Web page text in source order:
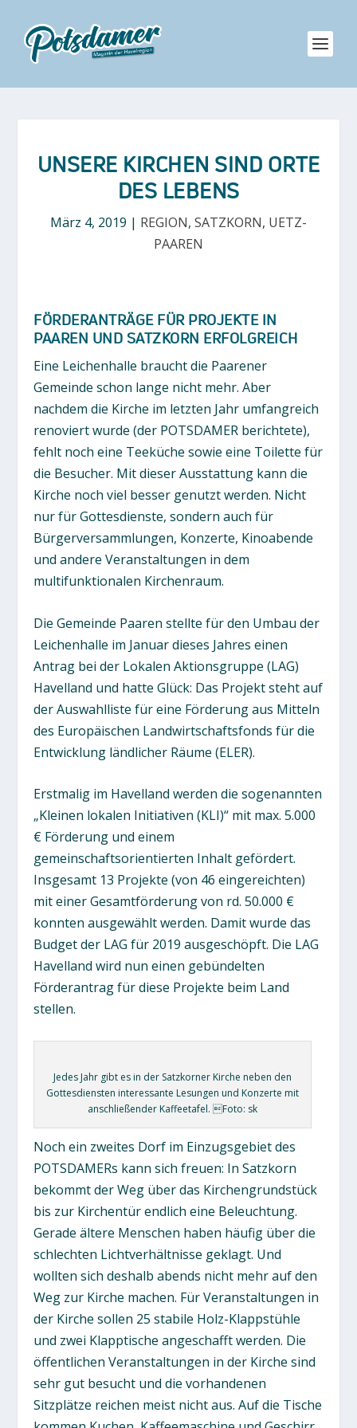
UNSERE KIRCHEN SIND ORTE
DES LEBENS
März 4, 2019 | REGION, SATZKORN, UETZ-
PAAREN
FÖRDERANTRÄGE FÜR PROJEKTE IN
PAAREN UND SATZKORN ERFOLGREICH
Eine Leichenhalle braucht die Paarener
Gemeinde schon lange nicht mehr. Aber
nachdem die Kirche im letzten Jahr umfangreich
renoviert wurde (der POTSDAMER berichtete),
fehlt noch eine Teeküche sowie eine Toilette für
die Besucher. Mit dieser Ausstattung kann die
Kirche noch viel besser genutzt werden. Nicht
nur für Gottesdienste, sondern auch für
Bürgerversammlungen, Konzerte, Kinoabende
und andere Veranstaltungen in dem
multifunktionalen Kirchenraum.
Die Gemeinde Paaren stellte für den Umbau der
Leichenhalle im Januar dieses Jahres einen
Antrag bei der Lokalen Aktionsgruppe (LAG)
Havelland und hatte Glück: Das Projekt steht auf
der Auswahlliste für eine Förderung aus Mitteln
des Europäischen Landwirtschaftsfonds für die
Entwicklung ländlicher Räume (ELER).
Erstmalig im Havelland werden die sogenannten
„Kleinen lokalen Initiativen (KLI)“ mit max. 5.000
€ Förderung und einem
gemeinschaftsorientierten Inhalt gefördert.
Insgesamt 13 Projekte (von 46 eingereichten)
mit einer Gesamtförderung von rd. 50.000 €
konnten ausgewählt werden. Damit wurde das
Budget der LAG für 2019 ausgeschöpft. Die LAG
Havelland wird nun einen gebündelten
Förderantrag für diese Projekte beim Land
stellen.
Jedes Jahr gibt es in der Satzkorner Kirche neben den
Gottesdiensten interessante Lesungen und Konzerte mit
anschließender Kaffeetafel. Foto: sk
Noch ein zweites Dorf im Einzugsgebiet des
POTSDAMERs kann sich freuen: In Satzkorn
bekommt der Weg über das Kirchengrundstück
bis zur Kirchentür endlich eine Beleuchtung.
Gerade ältere Menschen haben häufig über die
schlechten Lichtverhältnisse geklagt. Und
wollten sich deshalb abends nicht mehr auf den
Weg zur Kirche machen. Für Veranstaltungen in
der Kirche sollen 25 stabile Holz-Klappstühle
und zwei Klapptische angeschafft werden. Die
öffentlichen Veranstaltungen in der Kirche sind
sehr gut besucht und die vorhandenen
Sitzplätze reichen meist nicht aus. Auf die Tische